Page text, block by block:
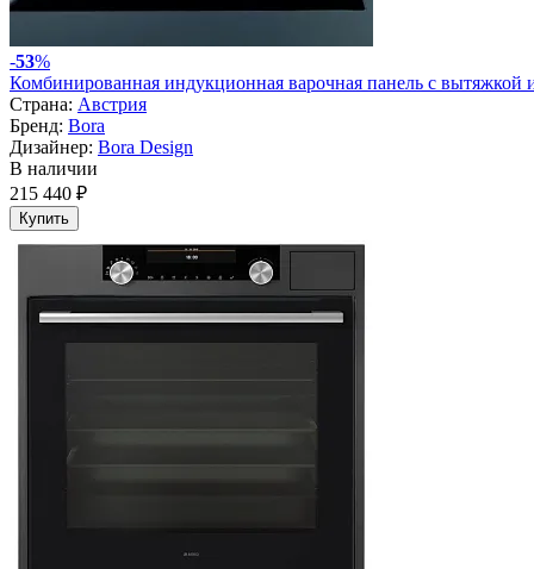
-53%
Комбинированная индукционная варочная панель с
Страна: Австрия
Бренд: Bora
Дизайнер: Bora Design
В наличии
215 440 ₽
Купить